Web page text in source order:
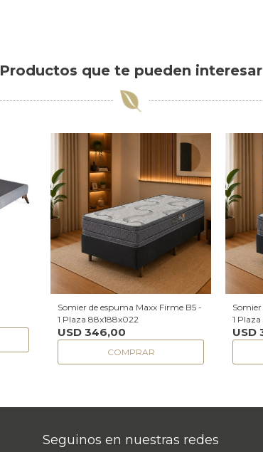
Productos que te pueden interesar
Somier de espuma Maxx Firme B5 -
1 Plaza 88x188x022
USD 346,00
1
USD
Seguinos en nuestras redes